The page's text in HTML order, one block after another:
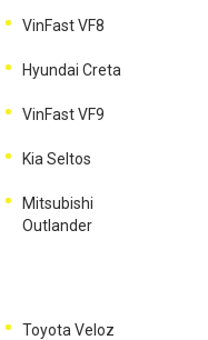
VinFast VF8
Hyundai Creta
VinFast VF9
Kia Seltos
Mitsubishi
Outlander
Toyota Veloz